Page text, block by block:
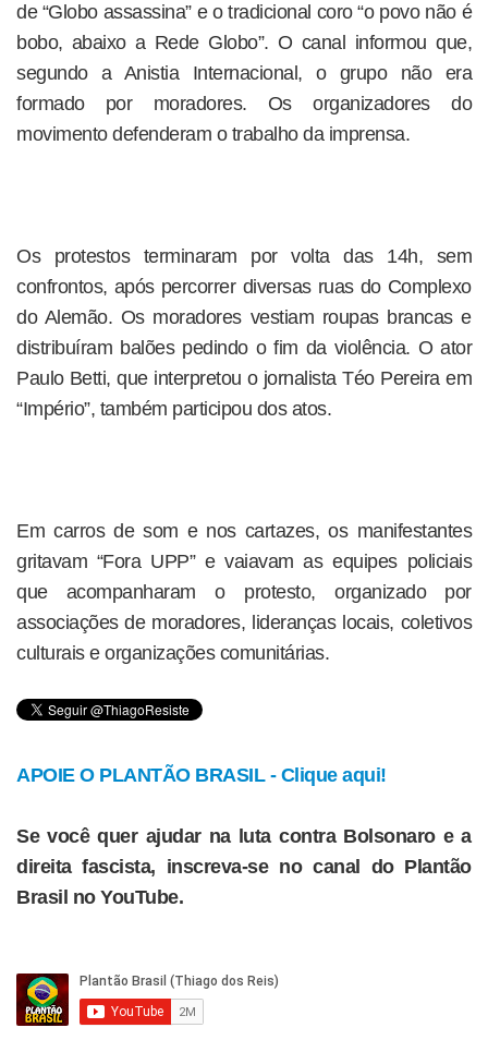
de “Globo assassina” e o tradicional coro “o povo não é
bobo, abaixo a Rede Globo”. O canal informou que,
segundo a Anistia Internacional, o grupo não era
formado por moradores. Os organizadores do
movimento defenderam o trabalho da imprensa.
Os protestos terminaram por volta das 14h, sem
confrontos, após percorrer diversas ruas do Complexo
do Alemão. Os moradores vestiam roupas brancas e
distribuíram balões pedindo o fim da violência. O ator
Paulo Betti, que interpretou o jornalista Téo Pereira em
“Império”, também participou dos atos.
Em carros de som e nos cartazes, os manifestantes
gritavam “Fora UPP” e vaiavam as equipes policiais
que acompanharam o protesto, organizado por
associações de moradores, lideranças locais, coletivos
culturais e organizações comunitárias.
APOIE O PLANTÃO BRASIL - Clique aqui!
Se você quer ajudar na luta contra Bolsonaro e a
direita fascista, inscreva-se no canal do Plantão
Brasil no YouTube.